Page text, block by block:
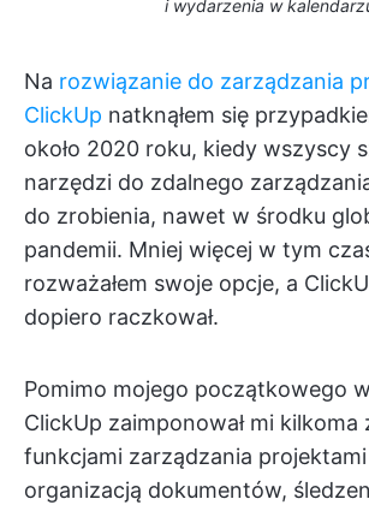
i wydarzenia w
Na rozwiązanie do zarządzania
ClickUp natknąłem się
około 2020 roku, kiedy wszyscy
narzędzi do zdalnego
do zrobienia, nawet w środku
pandemii. Mniej więcej w tym
rozważałem swoje opcje, a
dopiero raczkował.
Pomimo mojego początkowego
ClickUp zaimponował mi kilkoma
funkcjami zarządzania
organizacją dokumentów,